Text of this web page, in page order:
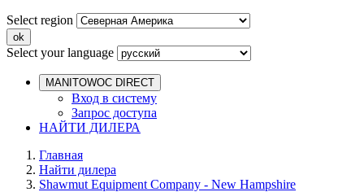
Select region
Select your language
MANITOWOC DIRECT
Вход в систему
Запрос доступа
НАЙТИ ДИЛЕРА
Главная
Найти дилера
Shawmut Equipment Company - New Hampshire